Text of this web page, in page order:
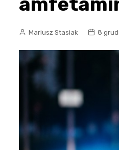
Mariusz Stasiak 8